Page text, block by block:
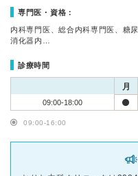
専門医・資格：
内科専門医、総合内科専門医、糖
消化器内…
診療時間
月
09:00-18:00
09:00-16:00